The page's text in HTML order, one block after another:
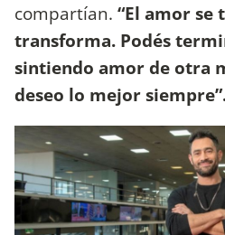
compartían. “El amor se
transforma. Podés
sintiendo amor de otra
deseo lo mejor